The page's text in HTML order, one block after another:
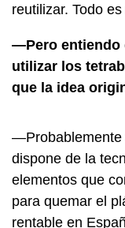
reutilizar. Todo
—Pero entiendo
utilizar los
que la idea
—Probablemente
dispone de la
elementos que
para quemar el
rentable en